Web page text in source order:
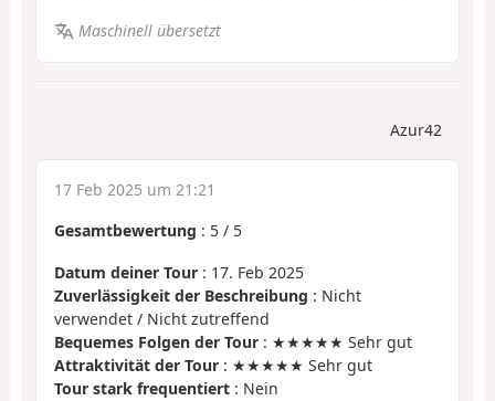
Maschinell übersetzt
Azur42
17 Feb 2025 um 21:21
Gesamtbewertung : 5 / 5
Datum deiner Tour : 17. Feb 2025
Zuverlässigkeit der Beschreibung : Nicht
verwendet / Nicht zutreffend
Bequemes Folgen der Tour : ★★★★★ Sehr gut
Attraktivität der Tour : ★★★★★ Sehr gut
Tour stark frequentiert : Nein